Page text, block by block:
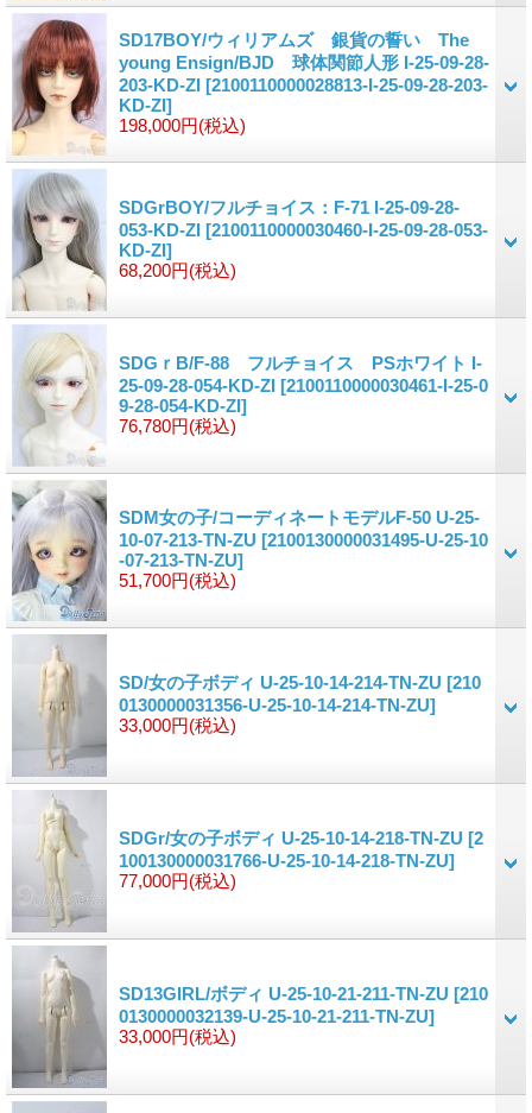
SD17BOY/ウィリアムズ 銀貨の誓い The
young Ensign/BJD 球体関節人形 I-25-09-28-
203-KD-ZI [2100110000028813-I-25-09-28-203-
KD-ZI]
198,000円(税込)
SDGrBOY/フルチョイス：F-71 I-25-09-28-
053-KD-ZI [2100110000030460-I-25-09-28-053-
KD-ZI]
68,200円(税込)
SDGｒB/F-88 フルチョイス PSホワイト I-
25-09-28-054-KD-ZI [2100110000030461-I-25-0
9-28-054-KD-ZI]
76,780円(税込)
SDM女の子/コーディネートモデルF-50 U-25-
10-07-213-TN-ZU [2100130000031495-U-25-10
-07-213-TN-ZU]
51,700円(税込)
SD/女の子ボディ U-25-10-14-214-TN-ZU [210
0130000031356-U-25-10-14-214-TN-ZU]
33,000円(税込)
SDGr/女の子ボディ U-25-10-14-218-TN-ZU [2
100130000031766-U-25-10-14-218-TN-ZU]
77,000円(税込)
SD13GIRL/ボディ U-25-10-21-211-TN-ZU [210
0130000032139-U-25-10-21-211-TN-ZU]
33,000円(税込)